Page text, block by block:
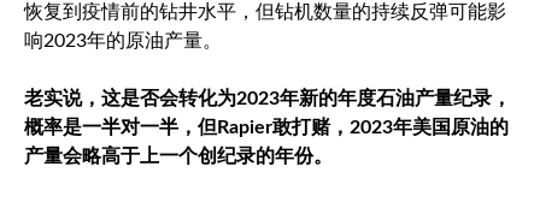
恢复到疫情前的钻井水平，但钻机数量的持续反弹可能影
响2023年的原油产量。
老实说，这是否会转化为2023年新的年度石油产量纪录，
概率是一半对一半，但Rapier敢打赌，2023年美国原油的
产量会略高于上一个创纪录的年份。